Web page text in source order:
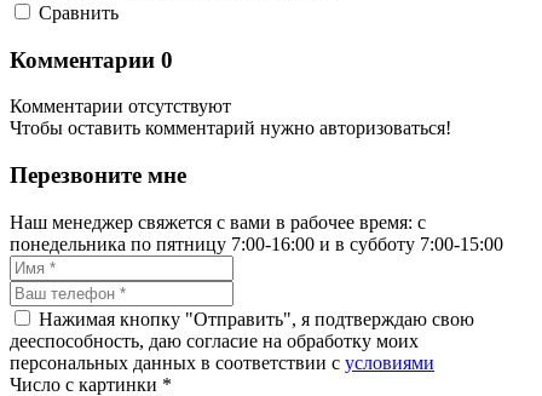
Cравнить
Комментарии 0
Комментарии отсутствуют
Чтобы оставить комментарий нужно авторизоваться!
Перезвоните мне
Наш менеджер свяжется с вами в рабочее время: с
понедельника по пятницу 7:00-16:00 и в субботу 7:00-15:00
Нажимая кнопку "Отправить", я подтверждаю свою
дееспособность, даю согласие на обработку моих
персональных данных в соответствии с условиями
Число с картинки *